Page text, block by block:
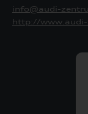
info@audi-
http://